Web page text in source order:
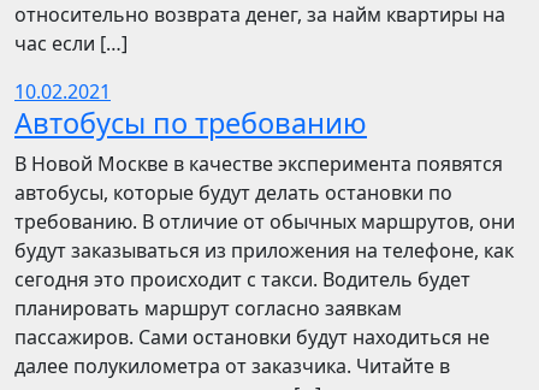
относительно возврата денег, за найм квартиры на
час если […]
10.02.2021
Автобусы по требованию
В Новой Москве в качестве эксперимента появятся
автобусы, которые будут делать остановки по
требованию. В отличие от обычных маршрутов, они
будут заказываться из приложения на телефоне, как
сегодня это происходит с такси. Водитель будет
планировать маршрут согласно заявкам
пассажиров. Сами остановки будут находиться не
далее полукилометра от заказчика. Читайте в